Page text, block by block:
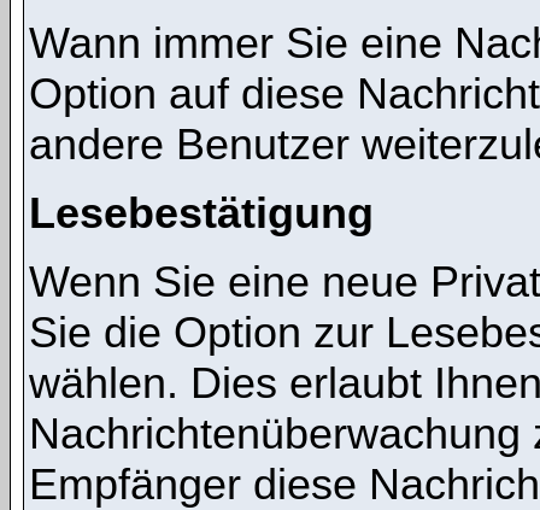
Wann immer Sie eine
Option auf diese
andere Benutzer
Lesebestätigung
Wenn Sie eine neue
Sie die Option zur
wählen. Dies erlaubt
Empfänger diese